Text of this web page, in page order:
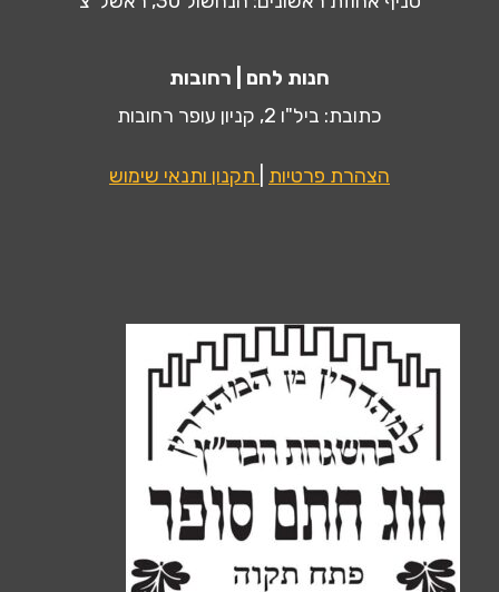
חנות לחם | רחובות
כתובת: ביל"ו 2, קניון עופר רחובות
הצהרת פרטיות תקנון ותנאי שימוש